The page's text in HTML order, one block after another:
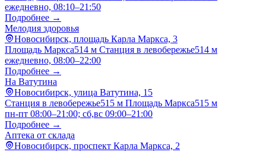
ежедневно, 08:10–21:50
Подробнее →
Мелодия здоровья
Новосибирск, площадь Карла Маркса, 3
Площадь Маркса514 м Станция в левобережье514 м
ежедневно, 08:00–22:00
Подробнее →
На Ватутина
Новосибирск, улица Ватутина, 15
Станция в левобережье515 м Площадь Маркса515 м
пн-пт 08:00–21:00; сб,вс 09:00–21:00
Подробнее →
Аптека от склада
Новосибирск, проспект Карла Маркса, 2